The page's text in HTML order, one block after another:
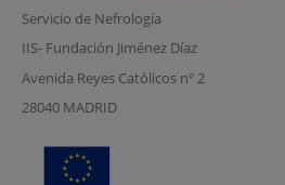
Servicio de Nefrología
IIS- Fundación Jiménez Díaz
Avenida Reyes Católicos nº 2
28040 MADRID